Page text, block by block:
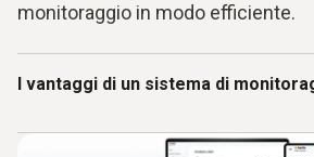
monitoraggio in modo efficiente.
I vantaggi di un sistema di
Sistema completo